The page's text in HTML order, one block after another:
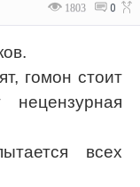
1803 0
гомон стоит
всех